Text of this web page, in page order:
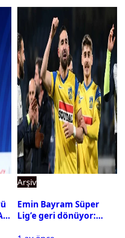
Arşiv
Emin Bayram Süper
Lig’e geri dönüyor: